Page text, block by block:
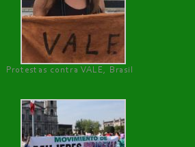
Protestas contra VALE, Brasil